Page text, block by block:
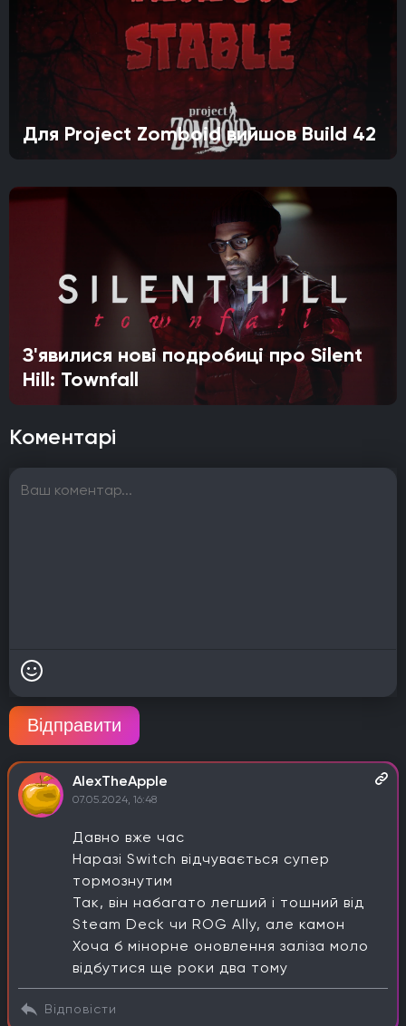
Для Project Zomboid вийшов Build 42
З'явилися нові подробиці про Silent
Hill: Townfall
Коментарі
Відправити
AlexTheApple
07.05.2024, 16:48
Давно вже час
Наразі Switch відчувається супер
тормознутим
Так, він набагато легший і тошний від
Steam Deck чи ROG Ally, але камон
Хоча б мінорне оновлення заліза моло
відбутися ще роки два тому
Відповісти